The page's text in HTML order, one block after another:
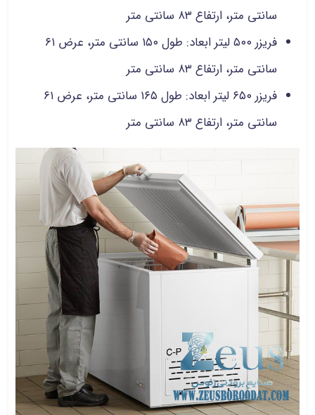
سانتی متر، ارتفاع ۸۳ سانتی متر
فریزر ۵۰۰ لیتر ابعاد: طول ۱۵۰ سانتی متر، عرض ۶۱
سانتی متر، ارتفاع ۸۳ سانتی متر
فریزر ۶۵۰ لیتر ابعاد: طول ۱۶۵ سانتی متر، عرض ۶۱
سانتی متر، ارتفاع ۸۳ سانتی متر